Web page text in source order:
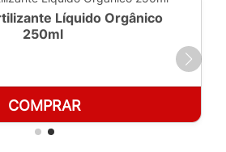
Líquido Orgânico
250ml
COMPRAR